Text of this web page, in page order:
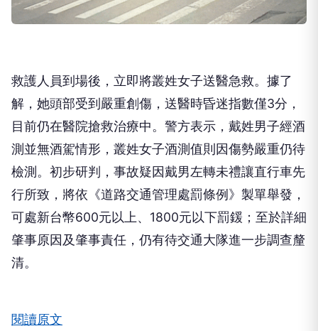
救護人員到場後，立即將叢姓女子送醫急救。據了
解，她頭部受到嚴重創傷，送醫時昏迷指數僅3分，
目前仍在醫院搶救治療中。警方表示，戴姓男子經酒
測並無酒駕情形，叢姓女子酒測值則因傷勢嚴重仍待
檢測。初步研判，事故疑因戴男左轉未禮讓直行車先
行所致，將依《道路交通管理處罰條例》製單舉發，
可處新台幣600元以上、1800元以下罰鍰；至於詳細
肇事原因及肇事責任，仍有待交通大隊進一步調查釐
清。
閱讀原文